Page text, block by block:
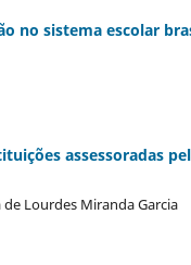
no sistema escolar
assessoradas
Lourdes Miranda Garcia